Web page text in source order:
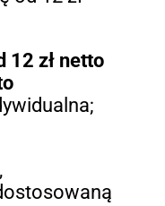
12 zł netto